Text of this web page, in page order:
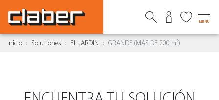
MENU
Inicio Soluciones EL JARDÍN GRANDE (MÁS DE 200 m²)